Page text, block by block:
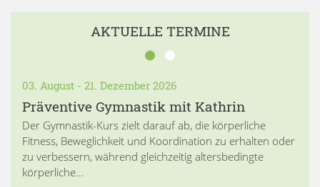
AKTUELLE TERMINE
03. August - 21. Dezember 2026
Präventive Gymnastik mit Kathrin
Der Gymnastik-Kurs zielt darauf ab, die körperliche
Fitness, Beweglichkeit und Koordination zu erhalten oder
zu verbessern, während gleichzeitig altersbedingte
körperliche...